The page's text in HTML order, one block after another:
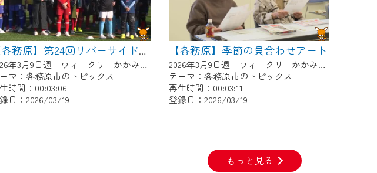
【各務原】第24回リバーサイドカップ少年サッカー大会
2026年3月9日週 ウィークリーかかみがはらにて放送
マ：各務原市のトピックス
時間：00:03:06
日：2026/03/19
【各務原】季節の貝合わせアート
2026年3月9日週 ウィークリーかかみがはらにて放送
テーマ：各務原市のトピックス
再生時間：00:03:11
登録日：2026/03/19
もっと見る